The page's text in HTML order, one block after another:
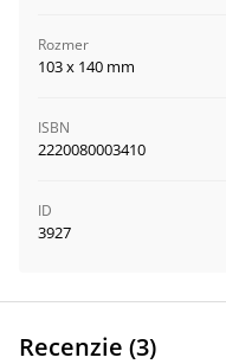
Rozmer
103 x 140 mm
ISBN
2220080003410
ID
3927
Recenzie (3)